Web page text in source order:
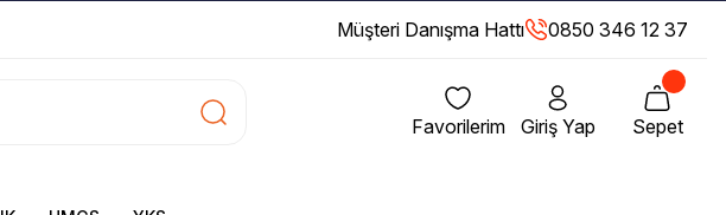
Müşteri Danışma Hattı 0850 346 12 37
Favorilerim Giriş Yap Sepet